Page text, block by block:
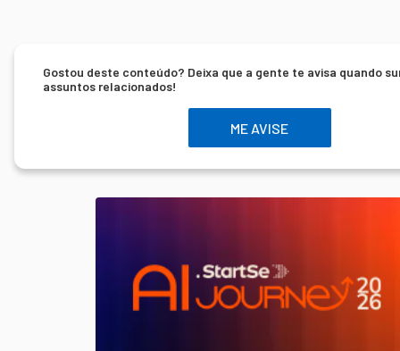
Gostou deste conteúdo? Deixa que a gente te avisa quando
assuntos relacionados!
ME AVISE